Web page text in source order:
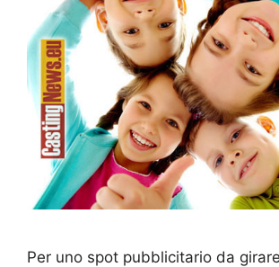
Per uno spot pubblicitario da